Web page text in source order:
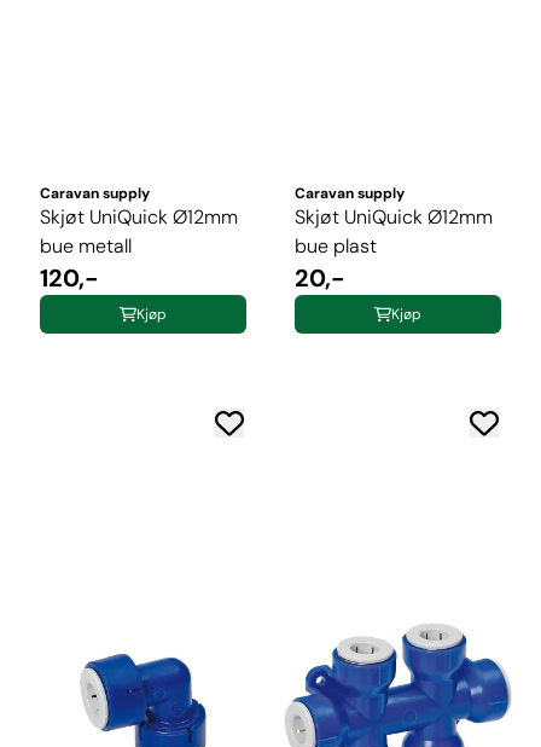
Caravan supply
Skjøt UniQuick Ø12mm
bue metall
120,-
Kjøp
Caravan supply
Skjøt UniQuick Ø12mm
bue plast
20,-
Kjøp